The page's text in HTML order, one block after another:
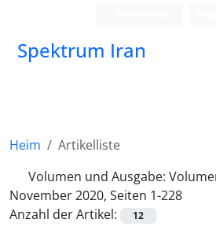
Spektrum Iran
Heim
Artikelliste
Volumen und Ausgabe:
November 2020, Seiten 1-228
Anzahl der Artikel:
12